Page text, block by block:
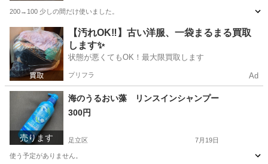
200→100 少しの間だけ使いました。
東京 足立区 竹ノ塚駅 生活雑貨
【汚れOK‼️】古い洋服、一袋まるまる買取
します✨
状態が悪くてもOK！最大限買取します
プリフラ Ad
売ります
海のうるおい藻 リンスインシャンプー
300円
足立区 7月19日
使う予定がありません。